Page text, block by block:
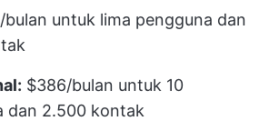
bulan untuk lima pengguna dan
$386/bulan untuk 10
dan 2.500 kontak